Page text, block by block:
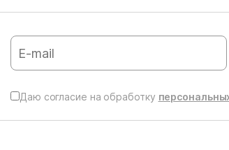
Даю согласие на обработку